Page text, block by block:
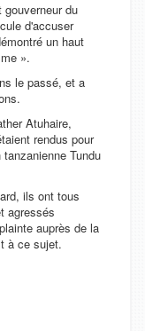
du
d'accuser
un haut
».
le passé, et a
Atuhaire,
rendus pour
Tundu
ils ont tous
agressés
auprès de la
à ce sujet.